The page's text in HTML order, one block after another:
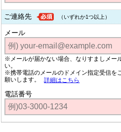
ご連絡先 （いずれか1つ以上）
メール
※メールが届かない場合、なりすましメー
い。
※携帯電話のメールのドメイン指定受信を
願いします。
詳細はこちら
電話番号